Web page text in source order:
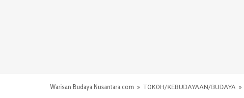
Warisan Budaya Nusantara.com » TOKOH/KEBUDAYAAN/BUDAYA »